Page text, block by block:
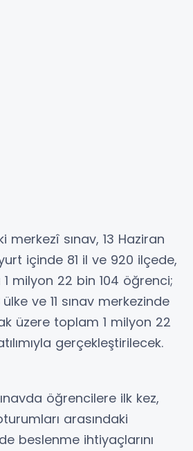
merkezî sınav, 13 Haziran
içinde 81 il ve 920 ilçede,
milyon 22 bin 104 öğrenci;
ve 11 sınav merkezinde
üzere toplam 1 milyon 22
gerçekleştirilecek.
öğrencilere ilk kez,
arasındaki
beslenme ihtiyaçlarını